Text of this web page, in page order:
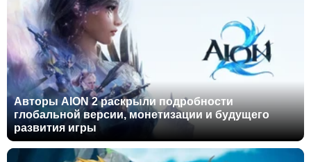
Авторы AION 2 раскрыли подробности
глобальной версии, монетизации и будущего
развития игры